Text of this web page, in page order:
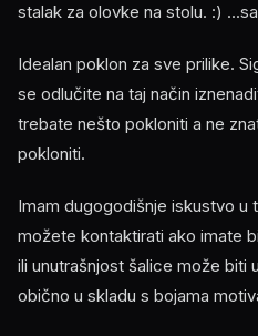
stalak za olovke na stolu. :)
Idealan poklon za sve prilike.
se odlučite na taj način
trebate nešto pokloniti a ne
pokloniti.
Imam dugogodišnje iskustvo u
možete kontaktirati ako imate
ili unutrašnjost šalice može biti
obično u skladu s bojama